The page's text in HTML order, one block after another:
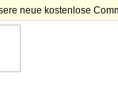
neue kostenlose